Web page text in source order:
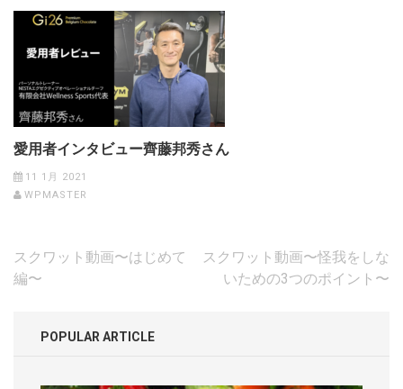
愛用者インタビュー齊藤邦秀さん
11 1月 2021
WPMASTER
投
稿
スクワット動画〜はじめて
編〜
スクワット動画〜怪我をしな
いための3つのポイント〜
POPULAR ARTICLE